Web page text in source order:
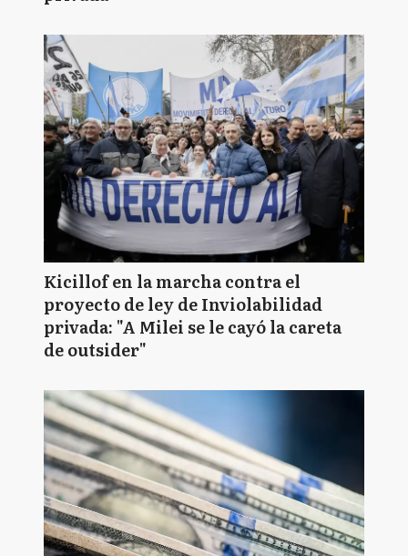
Kicillof en la marcha contra el
proyecto de ley de Inviolabilidad
privada: "A Milei se le cayó la careta
de outsider"